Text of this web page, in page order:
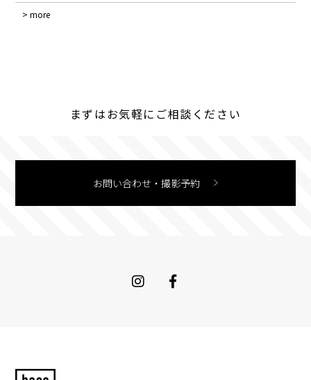
> more
まずはお気軽にご相談ください
お問い合わせ・撮影予約
Instagram